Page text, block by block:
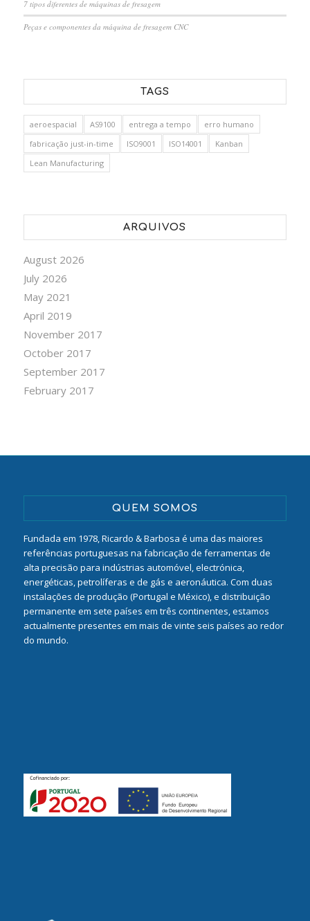
7 tipos diferentes de máquinas de fresagem
Peças e componentes da máquina de fresagem CNC
TAGS
aeroespacial AS9100 entrega a tempo
erro humano
fabricação just-in-time
ISO9001 ISO14001
Kanban
Lean Manufacturing
ARQUIVOS
August 2026
July 2026
May 2021
April 2019
November 2017
October 2017
September 2017
February 2017
QUEM SOMOS
Fundada em 1978, Ricardo & Barbosa é uma das maiores
referências portuguesas na fabricação de ferramentas de
alta precisão para indústrias automóvel, electrónica,
energéticas, petrolíferas e de gás e aeronáutica. Com duas
instalações de produção (Portugal e México), e distribuição
permanente em sete países em três continentes, estamos
actualmente presentes em mais de vinte seis países ao redor
do mundo.